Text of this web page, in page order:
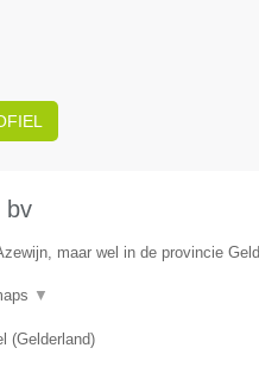
bv
maar wel in de provincie
▼
(Gelderland)